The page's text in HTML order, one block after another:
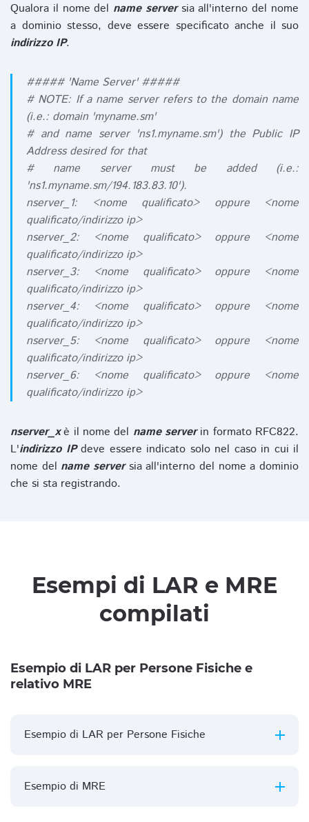
Qualora il nome del name serversia all'interno del nome
a dominio stesso, deve essere specificato anche il suo
indirizzo IP.
##### 'Name Server' #####
# NOTE: If a name server refers to the domain name
(i.e.: domain 'myname.sm'
# and name server 'ns1.myname.sm') the Public IP
Address desired for that
# name server must be added (i.e.:
'ns1.myname.sm/194.183.83.10').
nserver_1: <nome qualificato> oppure <nome
qualificato/indirizzo ip>
nserver_2: <nome qualificato> oppure <nome
qualificato/indirizzo ip>
nserver_3: <nome qualificato> oppure <nome
qualificato/indirizzo ip>
nserver_4: <nome qualificato> oppure <nome
qualificato/indirizzo ip>
nserver_5: <nome qualificato> oppure <nome
qualificato/indirizzo ip>
nserver_6: <nome qualificato> oppure <nome
qualificato/indirizzo ip>
nserver_xè il nome del name serverin formato RFC822.
L'indirizzo IPdeve essere indicato solo nel caso in cui il
nome del name serversia all'interno del nome a dominio
che si sta registrando.
Esempi di LAR e MRE
compilati
Esempio di LAR per Persone Fisiche e
relativo MRE
Esempio di LAR per Persone Fisiche
Esempio di MRE